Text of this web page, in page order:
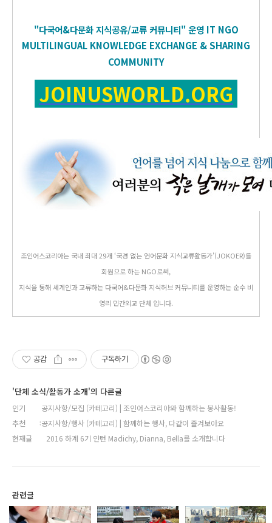
"다국어&다문화 지식공유/교류 커뮤니티" 운영 IT NGO
MULTILINGUAL KNOWLEDGE EXCHANGE & SHARING
COMMUNITY
JOINUSWORLD.ORG
조인어스코리아는 국내 최대 29개 ‘국경 없는 언어문화 지식교류활동가’(JOKOER)를
회원으로 하는 NGO로써,
지식을 통해 세계인과 교류하는 다국어&다문화 지식허브 커뮤니티를 운영하는 순수 비
영리 민간외교 단체 입니다.
공감 구독하기
'단체 소식/활동가 소개'의 다른글
인기
공지사항/모집 (카테고리) | 조인어스코리아와 함께하는 봉사활동!
추천
공지사항/행사 (카테고리) | 함께하는 행사, 다같이 즐겨보아요
현재글
2016 하계 6기 인턴 Madichy, Dianna, Bella를 소개합니다
관련글